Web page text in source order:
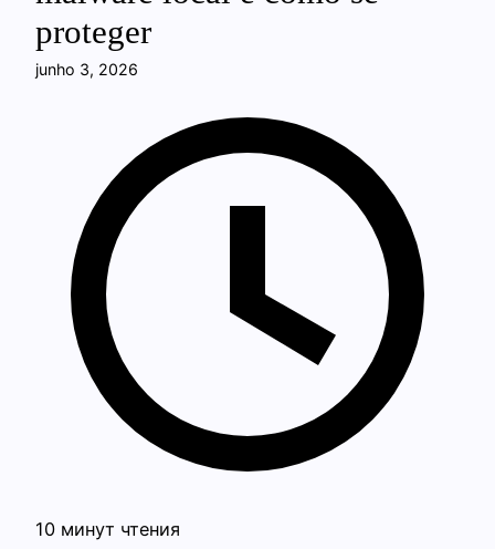
proteger
junho 3, 2026
10 минут чтения